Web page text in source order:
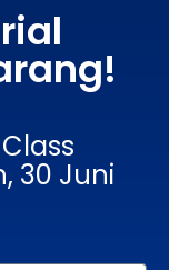
30 Juni